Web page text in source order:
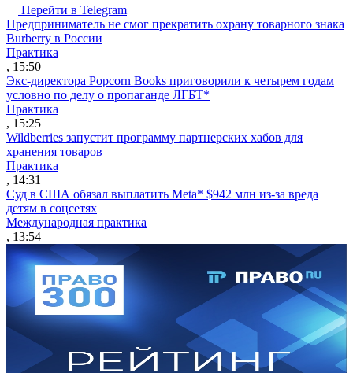
Перейти в Telegram
Предприниматель не смог прекратить охрану товарного знака
Burberry в России
Практика
, 15:50
Экс-директора Popcorn Books приговорили к четырем годам
условно по делу о пропаганде ЛГБТ*
Практика
, 15:25
Wildberries запустит программу партнерских хабов для
хранения товаров
Практика
, 14:31
Суд в США обязал выплатить Meta* $942 млн из-за вреда
детям в соцсетях
Международная практика
, 13:54